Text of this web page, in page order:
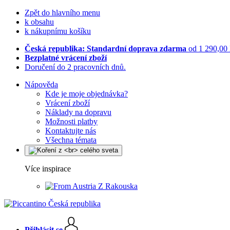
Zpět do hlavního menu
k obsahu
k nákupnímu košíku
Česká republika: Standardní doprava zdarma od 1 290,00
Bezplatné vrácení zboží
Doručení do 2 pracovních dnů.
Nápověda
Kde je moje objednávka?
Vrácení zboží
Náklady na dopravu
Možnosti platby
Kontaktujte nás
Všechna témata
Více inspirace
Z Rakouska